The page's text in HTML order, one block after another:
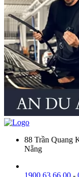
88 Trần Quang
Nẵng